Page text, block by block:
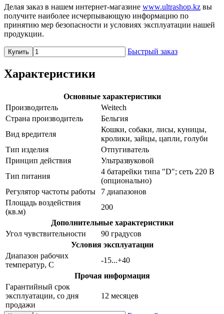
Делая заказ в нашем интернет-магазине www.ultrashop.kz вы
получите наиболее исчерпывающую информацию по
принятию мер безопасности и условиях эксплуатации нашей
продукции.
Купить Быстрый заказ
Характеристики
Основные характеристики
Производитель
Weitech
Страна производитель
Бельгия
Вид вредителя
Кошки, собаки, лисы, куницы,
кролики, зайцы, цапли, голуби
Тип изделия
Отпугиватель
Принцип действия
Ультразвуковой
Тип питания
4 батарейки типа "D"; сеть 220 В
(опционально)
Регулятор частоты работы
7 диапазонов
Площадь воздействия
(кв.м)
200
Дополнительные характеристики
Угол чувствительности
90 градусов
Условия эксплуатации
Диапазон рабочих
температур, С
-15...+40
Прочая информация
Гарантийный срок
эксплуатации, со дня
продажи
12 месяцев